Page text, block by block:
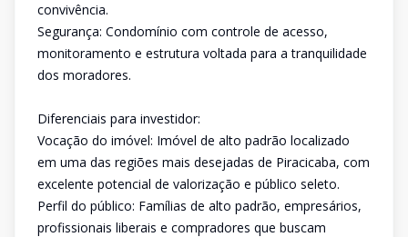
convivência.
Segurança: Condomínio com controle de acesso,
monitoramento e estrutura voltada para a tranquilidade
dos moradores.
Diferenciais para investidor:
Vocação do imóvel: Imóvel de alto padrão localizado
em uma das regiões mais desejadas de Piracicaba, com
excelente potencial de valorização e público seleto.
Perfil do público: Famílias de alto padrão, empresários,
profissionais liberais e compradores que buscam